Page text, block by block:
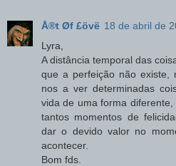
Å®t Øf £övë 18 de abril de
Lyra,
A distância temporal das
que a perfeição não existe,
nos a ver determinadas
vida de uma forma
tantos momentos de
dar o devido valor no
acontecer.
Bom fds.